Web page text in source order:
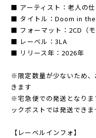
■ アーティスト：老人の
■ タイトル：Doom in
■ フォーマット：2CD（
■ レーベル：3LA
■ リリース年：2026年
※限定数量が少ないため
きます
※宅急便での発送となりま
ックポストでは発送できま
【レーベルインフォ】